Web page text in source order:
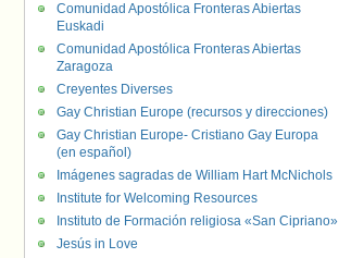
Comunidad Apostólica Fronteras Abiertas
Euskadi
Comunidad Apostólica Fronteras Abiertas
Zaragoza
Creyentes Diverses
Gay Christian Europe (recursos y direcciones)
Gay Christian Europe- Cristiano Gay Europa
(en español)
Imágenes sagradas de William Hart McNichols
Institute for Welcoming Resources
Instituto de Formación religiosa «San Cipriano»
Jesús in Love